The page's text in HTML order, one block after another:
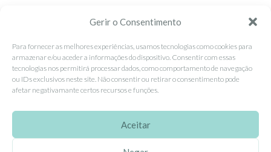
Gerir o Consentimento
Para fornecer as melhores experiências, usamos tecnologias como cookies para
armazenar e/ou aceder a informações do dispositivo. Consentir com essas
tecnologias nos permitirá processar dados, como comportamento de navegação
ou IDs exclusivos neste site. Não consentir ou retirar o consentimento pode
afetar negativamante certos recursos e funções.
Aceitar
Facebook
Instagram
Pinterest